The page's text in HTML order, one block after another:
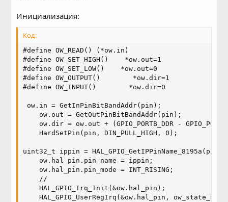
Инициализация:
Код:
#define OW_READ() (*ow.in)
#define OW_SET_HIGH()    *ow.out=1
#define OW_SET_LOW()    *ow.out=0
#define OW_OUTPUT()        *ow.dir=1
#define OW_INPUT()        *ow.dir=0
ow.in = GetInPinBitBandAddr(pin);
    ow.out = GetOutPinBitBandAddr(pin);
ow.dir = ow.out + (GPIO_PORTB_DDR -
    HardSetPin(pin, DIN_PULL_HIGH, 0);
uint32_t ippin = HAL_GPIO_GetIPPinName_8195a(pin);
    ow.hal_pin.pin_name = ippin;
    ow.hal_pin.pin_mode = INT_RISING;
    //
    HAL_GPIO_Irq_Init(&ow.hal_pin);
HAL_GPIO_UserRegIrq(&ow.hal_pin,